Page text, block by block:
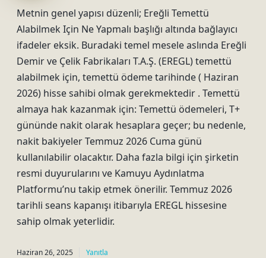
Metnin genel yapısı düzenli; Ereğli Temettü
Alabilmek Için Ne Yapmalı başlığı altında bağlayıcı
ifadeler eksik. Buradaki temel mesele aslında Ereğli
Demir ve Çelik Fabrikaları T.A.Ş. (EREGL) temettü
alabilmek için, temettü ödeme tarihinde ( Haziran
2026) hisse sahibi olmak gerekmektedir . Temettü
almaya hak kazanmak için: Temettü ödemeleri, T+
gününde nakit olarak hesaplara geçer; bu nedenle,
nakit bakiyeler Temmuz 2026 Cuma günü
kullanılabilir olacaktır. Daha fazla bilgi için şirketin
resmi duyurularını ve Kamuyu Aydınlatma
Platformu’nu takip etmek önerilir. Temmuz 2026
tarihli seans kapanışı itibarıyla EREGL hissesine
sahip olmak yeterlidir.
Haziran 26, 2025 Yanıtla